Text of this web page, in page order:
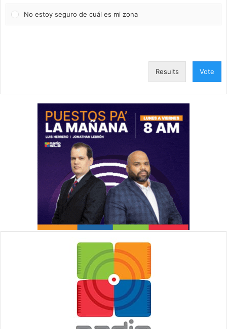
No estoy seguro de cuál es mi zona
Results Vote